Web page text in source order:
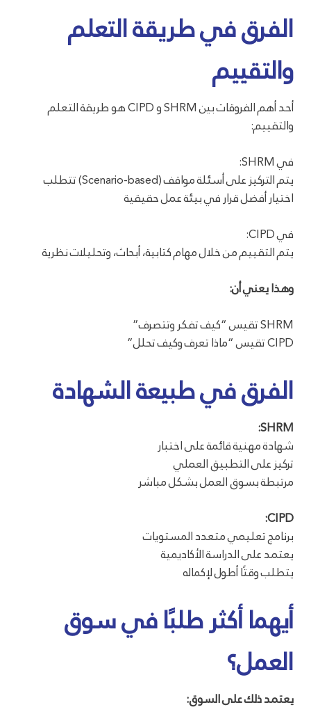
الفرق في طريقة التعلم
والتقييم
أحد أهم الفروقات بين SHRM و CIPD هو طريقة التعلم
والتقييم:
في SHRM:
يتم التركيز على أسئلة مواقف (Scenario-based) تتطلب
اختيار أفضل قرار في بيئة عمل حقيقية
في CIPD:
يتم التقييم من خلال مهام كتابية، أبحاث، وتحليلات نظرية
وهذا يعني أن:
SHRM تقيس “كيف تفكر وتتصرف”
CIPD تقيس “ماذا تعرف وكيف تحلل”
الفرق في طبيعة الشهادة
SHRM:
شهادة مهنية قائمة على اختبار
تركيز على التطبيق العملي
مرتبطة بسوق العمل بشكل مباشر
CIPD:
برنامج تعليمي متعدد المستويات
يعتمد على الدراسة الأكاديمية
يتطلب وقتًا أطول لإكماله
أيهما أكثر طلبًا في سوق
العمل؟
يعتمد ذلك على السوق: